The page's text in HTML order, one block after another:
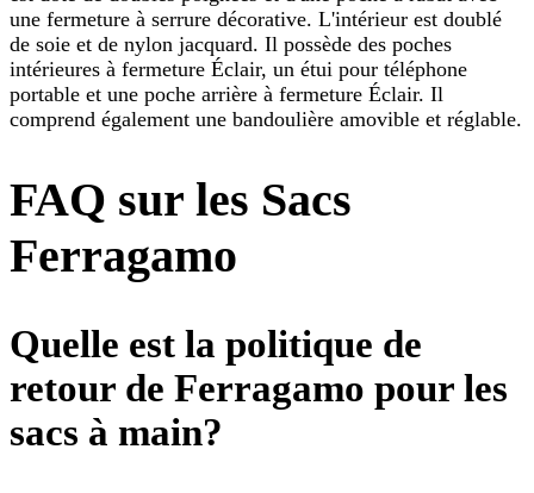
une fermeture à serrure décorative. L'intérieur est doublé
de soie et de nylon jacquard. Il possède des poches
intérieures à fermeture Éclair, un étui pour téléphone
portable et une poche arrière à fermeture Éclair. Il
comprend également une bandoulière amovible et réglable.
FAQ sur les Sacs
Ferragamo
Quelle est la politique de
retour de Ferragamo pour les
sacs à main?